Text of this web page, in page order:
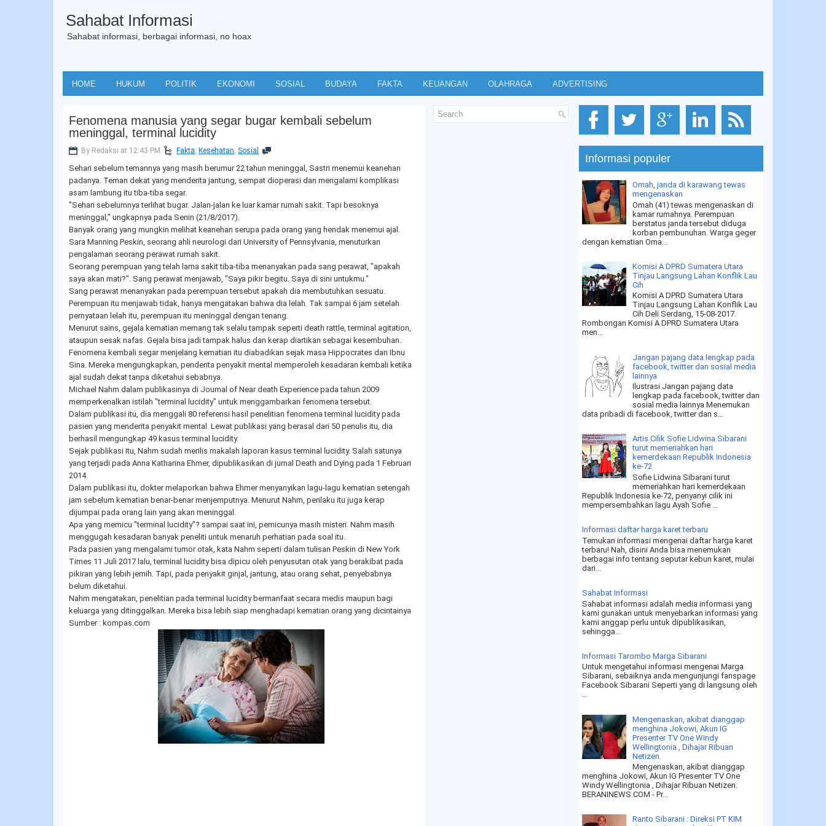
Sahabat Informasi
Sahabat informasi, berbagai informasi, no hoax
HOME HUKUM POLITIK EKONOMI SOSIAL BUDAYA FAKTA KEUANGAN OLAHRAGA ADVERTISING
Fenomena manusia yang segar bugar kembali sebelum
meninggal, terminal lucidity
By Redaksi at 12:43 PM Fakta, Kesehatan, Sosial
Sehari sebelum temannya yang masih berumur 22 tahun meninggal, Sastri menemui keanehan
padanya. Teman dekat yang menderita jantung, sempat dioperasi dan mengalami komplikasi
asam lambung itu tiba-tiba segar.
"Sehari sebelumnya terlihat bugar. Jalan-jalan ke luar kamar rumah sakit. Tapi besoknya
meninggal," ungkapnya pada Senin (21/8/2017).
Banyak orang yang mungkin melihat keanehan serupa pada orang yang hendak menemui ajal.
Sara Manning Peskin, seorang ahli neurologi dari University of Pennsylvania, menuturkan
pengalaman seorang perawat rumah sakit.
Seorang perempuan yang telah lama sakit tiba-tiba menanyakan pada sang perawat, "apakah
saya akan mati?". Sang perawat menjawab, "Saya pikir begitu. Saya di sini untukmu."
Sang perawat menanyakan pada perempuan tersebut apakah dia membutuhkan sesuatu.
Perempuan itu menjawab tidak, hanya mengatakan bahwa dia lelah. Tak sampai 6 jam setelah
pernyataan lelah itu, perempuan itu meninggal dengan tenang.
Menurut sains, gejala kematian memang tak selalu tampak seperti death rattle, terminal agitation,
ataupun sesak nafas. Gejala bisa jadi tampak halus dan kerap diartikan sebagai kesembuhan.
Fenomena kembali segar menjelang kematian itu diabadikan sejak masa Hippocrates dan Ibnu
Sina. Mereka mengungkapkan, penderita penyakit mental memperoleh kesadaran kembali ketika
ajal sudah dekat tanpa diketahui sebabnya.
Michael Nahm dalam publikasinya di Journal of Near death Experience pada tahun 2009
memperkenalkan istilah "terminal lucidity" untuk menggambarkan fenomena tersebut.
Dalam publikasi itu, dia menggali 80 referensi hasil penelitian fenomena terminal lucidity pada
pasien yang menderita penyakit mental. Lewat publikasi yang berasal dari 50 penulis itu, dia
berhasil mengungkap 49 kasus terminal lucidity.
Sejak publikasi itu, Nahm sudah merilis makalah laporan kasus terminal lucidity. Salah satunya
yang terjadi pada Anna Katharina Ehmer, dipublikasikan di jurnal Death and Dying pada 1 Februari
2014.
Dalam publikasi itu, dokter melaporkan bahwa Ehmer menyanyikan lagu-lagu kematian setengah
jam sebelum kematian benar-benar menjemputnya. Menurut Nahm, perilaku itu juga kerap
dijumpai pada orang lain yang akan meninggal.
Apa yang memicu "terminal lucidity"? sampai saat ini, pemicunya masih misteri. Nahm masih
menggugah kesadaran banyak peneliti untuk menaruh perhatian pada soal itu.
Pada pasien yang mengalami tumor otak, kata Nahm seperti dalam tulisan Peskin di New York
Times 11 Juli 2017 lalu, terminal lucidity bisa dipicu oleh penyusutan otak yang berakibat pada
pikiran yang lebih jernih. Tapi, pada penyakit ginjal, jantung, atau orang sehat, penyebabnya
belum diketahui.
Nahm mengatakan, penelitian pada terminal lucidity bermanfaat secara medis maupun bagi
keluarga yang ditinggalkan. Mereka bisa lebih siap menghadapi kematian orang yang dicintainya
Sumber : kompas.com
Informasi populer
Omah, janda di karawang tewas
mengenaskan
Omah (41) tewas mengenaskan di
kamar rumahnya. Perempuan
berstatus janda tersebut diduga
korban pembunuhan. Warga geger
dengan kematian Oma...
Komisi A DPRD Sumatera Utara
Tinjau Langsung Lahan Konflik Lau
Cih
Komisi A DPRD Sumatera Utara
Tinjau Langsung Lahan Konflik Lau
Cih Deli Serdang, 15-08-2017.
Rombongan Komisi A DPRD Sumatera Utara
men...
Jangan pajang data lengkap pada
facebook, twitter dan sosial media
lainnya
Ilustrasi Jangan pajang data
lengkap pada facebook, twitter dan
sosial media lainnya Menemukan
data pribadi di facebook, twitter dan s...
Artis Cilik Sofie Lidwina Sibarani
turut memeriahkan hari
kemerdekaan Republik Indonesia
ke-72
Sofie Lidwina Sibarani turut
memeriahkan hari kemerdekaan
Republik Indonesia ke-72, penyanyi cilik ini
mempersembahkan lagu Ayah Sofie ...
Informasi daftar harga karet terbaru
Temukan informasi mengenai daftar harga karet
terbaru! Nah, disini Anda bisa menemukan
berbagai info tentang seputar kebun karet, mulai
dari...
Sahabat Informasi
Sahabat informasi adalah media informasi yang
kami gunakan untuk menyebarkan informasi yang
kami anggap perlu untuk dipublikasikan,
sehingga...
Informasi Tarombo Marga Sibarani
Untuk mengetahui informasi mengenai Marga
Sibarani, sebaiknya anda mengunjungi fanspage
Facebook Sibarani Seperti yang di langsung oleh
...
Mengenaskan, akibat dianggap
menghina Jokowi, Akun IG
Presenter TV One Windy
Wellingtonia , Dihajar Ribuan
Netizen.
Mengenaskan, akibat dianggap
menghina Jokowi, Akun IG Presenter TV One
Windy Wellingtonia , Dihajar Ribuan Netizen.
BERANINEWS.COM - Pr...
Ranto Sibarani : Direksi PT KIM